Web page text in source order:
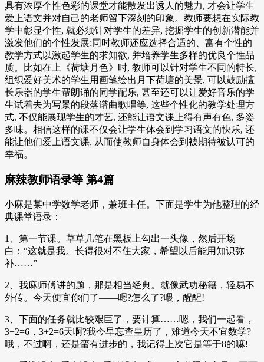
具有浓厚个性色彩的课堂才能散发出诱人的魅力, 才会让学生
爱上语文并对自己的老师留下深刻的印象。教师要想在实际教
学中彰显个性, 就必须针对学生的差异, 挖掘学生的创新潜能并
激发他们的个性发展;同时教师还应选择合适的、富有个性的
教学方式以激起学生的求知欲, 并培养学生多样的优良个性品
质。比如在上《荷塘月色》时, 教师可以针对学生不同的特长,
组织爱好美术的学生用画笔绘出月下荷塘的美景, 可以鼓励擅
长乐器的学生帮朗诵的同学配乐, 甚至还可以让爱好音乐的学
生试着去为写景的段落谱曲歌唱等, 这些个性化的教学处理方
式, 不仅能展现学生的才艺, 还能让语文课上得有声有色, 多姿
多味。相信这样的课不仅会让学生体会到学习语文的快乐, 还
能让他们爱上语文课, 从而使教师自身体会到被期待被认可的
幸福。
麻辣教师语录等 第4篇
小麻是某中学数学老师，兼班主任。下面是学生为他整理的经
典课堂语录：
1、第一节课。草草几笔在黑板上勾出一头像，然后开场
白：“这就是我。长得很对不住大家，希望以后能用知识弥
补……”
2、我麻师傅讲的题，那是相当经典。就像武功秘籍，轻易不
外传。今天便宜你们了——嗯?怎么了?喂，醒醒!
3、下面的任务就比较艰巨了，要计算……嗯，我们一起看，
3+2=6，3+2=6天啊?我今早忘查皇历了，难道今天不宜数学?
哦，不过啊，还是蛮有进步的，我记得上次它是等于8的嘛!